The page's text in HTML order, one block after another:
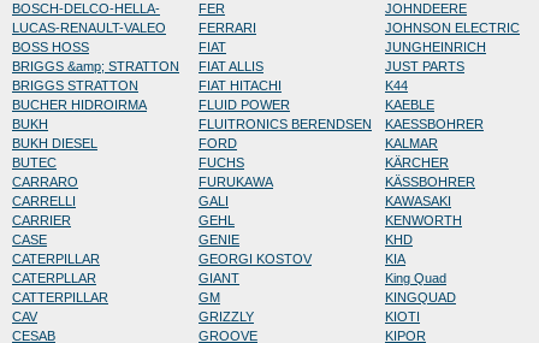
BOSCH-DELCO-HELLA-
LUCAS-RENAULT-VALEO
BOSS HOSS
BRIGGS &amp; STRATTON
BRIGGS STRATTON
BUCHER HIDROIRMA
BUKH
BUKH DIESEL
BUTEC
CARRARO
CARRELLI
CARRIER
CASE
CATERPILLAR
CATERPLLAR
CATTERPILLAR
CAV
CESAB
FER
FERRARI
FIAT
FIAT ALLIS
FIAT HITACHI
FLUID POWER
FLUITRONICS BERENDSEN
FORD
FUCHS
FURUKAWA
GALI
GEHL
GENIE
GEORGI KOSTOV
GIANT
GM
GRIZZLY
GROOVE
JOHNDEERE
JOHNSON ELECTRIC
JUNGHEINRICH
JUST PARTS
K44
KAEBLE
KAESSBOHRER
KALMAR
KÄRCHER
KÄSSBOHRER
KAWASAKI
KENWORTH
KHD
KIA
King Quad
KINGQUAD
KIOTI
KIPOR